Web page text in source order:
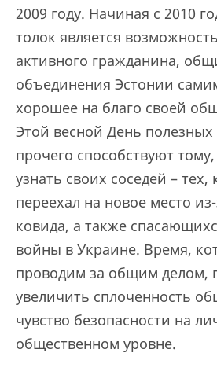
2009 году. Начиная с 2010
толок является
активного гражданина,
объединения Эстонии
хорошее на благо своей
Этой весной День
прочего способствуют
узнать своих соседей –
переехал на новое место
ковида, а также
войны в Украине. Время,
проводим за общим делом,
увеличить сплоченность
чувство безопасности на
общественном уровне.